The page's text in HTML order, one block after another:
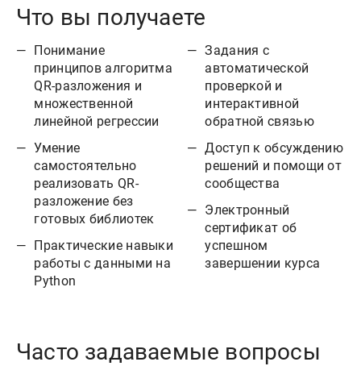
Что вы получаете
Понимание
принципов алгоритма
QR-разложения и
множественной
линейной регрессии
Умение
самостоятельно
реализовать QR-
разложение без
готовых библиотек
Практические навыки
работы с данными на
Python
Задания с
автоматической
проверкой и
интерактивной
обратной связью
Доступ к обсуждению
решений и помощи от
сообщества
Электронный
сертификат об
успешном
завершении курса
Часто задаваемые вопросы